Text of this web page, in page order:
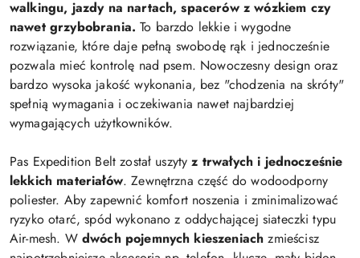
walkingu, jazdy na nartach, spacerów z wózkiem czy
nawet grzybobrania. To barzdo lekkie i wygodne
rozwiązanie, które daje pełną swobodę rąk i jednocześnie
pozwala mieć kontrolę nad psem. Nowoczesny design oraz
bardzo wysoka jakość wykonania, bez "chodzenia na skróty"
spełnią wymagania i oczekiwania nawet najbardziej
wymagających użytkowników.
Pas Expedition Belt został uszyty z trwałych i jednocześnie
lekkich materiałów. Zewnętrzna część do wodoodporny
poliester. Aby zapewnić komfort noszenia i zminimalizować
ryzyko otarć, spód wykonano z oddychającej siateczki typu
Air-mesh. W dwóch pojemnych kieszeniach zmieścisz